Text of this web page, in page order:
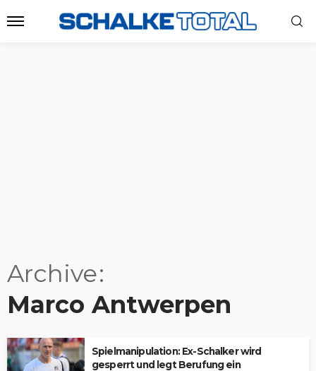
Archive
Marco Antwerpen
Spielmanipulation: Ex-Schalker wird
gesperrt und legt Berufung ein